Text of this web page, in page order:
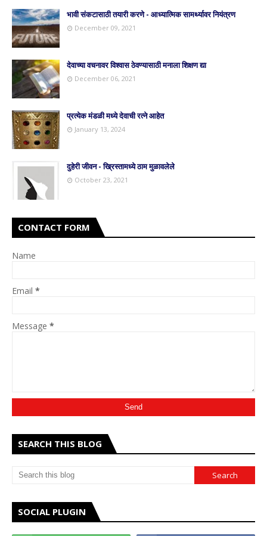
भावी संकटासाठी तयारी करणे - आध्यात्मिक सामर्थ्यावर नियंत्रण
December 09, 2021
देवाच्या वचनावर विश्वास ठेवण्यासाठी मनाला शिक्षण द्या
December 06, 2021
प्रत्येक मंडळी मध्ये देवाची रत्ने आहेत
January 13, 2024
दुहेरी जीवन - ख्रिस्तामध्ये ठाम मुळावलेले
October 23, 2021
CONTACT FORM
Name
Email *
Message *
SEARCH THIS BLOG
SOCIAL PLUGIN